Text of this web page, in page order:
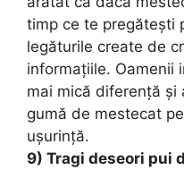
timp ce te pregătești
legăturile create de
informațiile. Oamenii
mai mică diferență și
gumă de mestecat
ușurință.
9) Tragi deseori pui